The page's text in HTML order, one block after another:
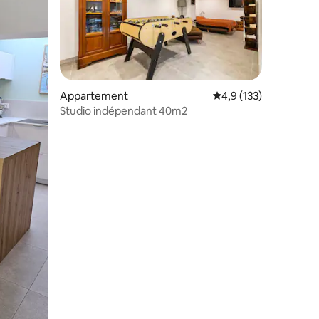
: 4,95 sur 5
Appartement Évaluation moyenne
4,9 (133)
Studio indépendant 40m2